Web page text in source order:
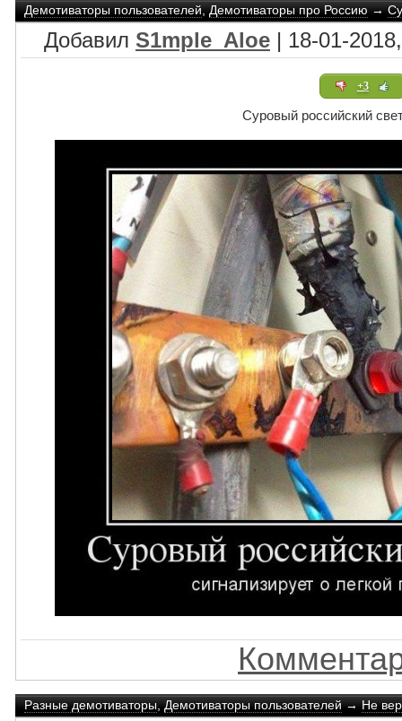
Демотиваторы пользователей,Демотиваторы про Россию→
Добавил S1mple_Aloe | 18-01-
+3
Суровый российский
Разные демотиваторы,Демотиваторы пользователей→Не